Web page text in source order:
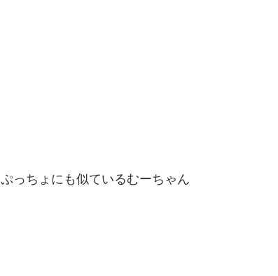
ぷっちょにも似ているむーちゃん